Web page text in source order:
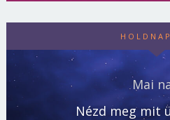
Mai
Nézd meg mit